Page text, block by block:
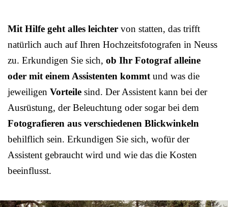
Mit Hilfe geht alles leichter von statten, das trifft
natürlich auch auf Ihren Hochzeitsfotografen in Neuss
zu. Erkundigen Sie sich, ob Ihr Fotograf alleine
oder mit einem Assistenten kommt und was die
jeweiligen Vorteile sind. Der Assistent kann bei der
Ausrüstung, der Beleuchtung oder sogar bei dem
Fotografieren aus verschiedenen Blickwinkeln
behilflich sein. Erkundigen Sie sich, wofür der
Assistent gebraucht wird und wie das die Kosten
beeinflusst.